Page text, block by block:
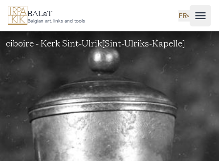
Aller au contenu principal
BALaT
Belgian art, links and tools
FR˅
ciboire - Kerk Sint-Ulrik[Sint-Ulriks-Kapelle]